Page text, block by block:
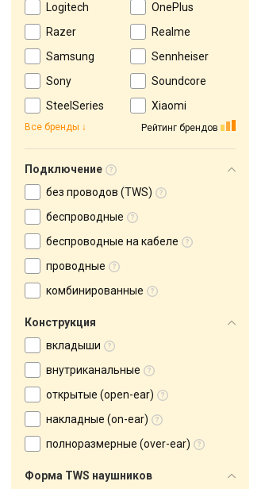
Logitech
OnePlus
Razer
Realme
Samsung
Sennheiser
Sony
Soundcore
SteelSeries
Xiaomi
Рейтинг брендов
Все бренды
Подключение
без проводов (TWS)
беспроводные
беспроводные на кабеле
проводные
комбинированные
Конструкция
вкладыши
внутриканальные
открытые (open-ear)
накладные (on-ear)
полноразмерные (over-ear)
Форма TWS наушников